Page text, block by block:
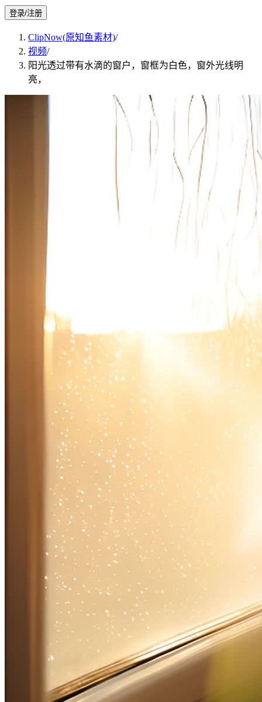
登录/注册
ClipNow(原知鱼素材)/
视频/
阳光透过带有水滴的窗户，窗框为白色，窗外光线明
亮，